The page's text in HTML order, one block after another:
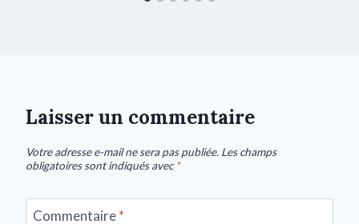
Laisser un commentaire
Votre adresse e-mail ne sera pas publiée. Les champs
obligatoires sont indiqués avec*
Commentaire*